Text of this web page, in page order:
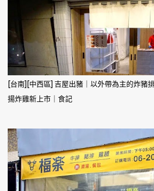
[台南][中西區] 吉屋出豬｜以外帶為主的炸豬
揚炸雞新上市｜食記